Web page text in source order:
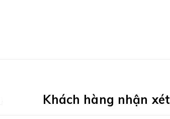
Khách hàng nhận xét